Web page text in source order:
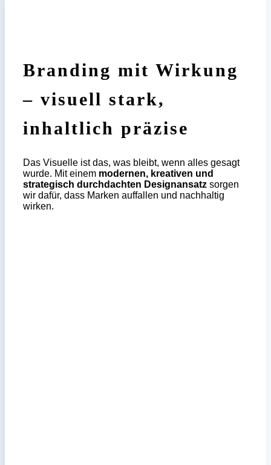
Branding mit Wirkung
– visuell stark,
inhaltlich präzise
Das Visuelle ist das, was bleibt, wenn alles gesagt
wurde. Mit einem modernen, kreativen und
strategisch durchdachten Designansatz sorgen
wir dafür, dass Marken auffallen und nachhaltig
wirken.